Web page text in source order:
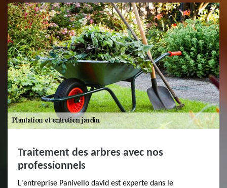
Traitement des arbres avec nos
professionnels
L'entreprise Panivello david est experte dans le